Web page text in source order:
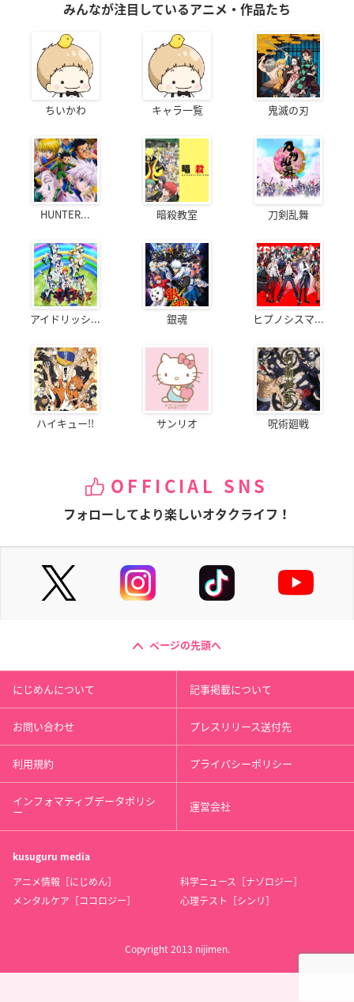
みんなが注目しているアニメ・作品たち
ちいかわ キャラ一覧 鬼滅の刃
HUNTER... 暗殺教室 刀剣乱舞
アイドリッシ... 銀魂 ヒプノシスマ...
ハイキュー!! サンリオ 呪術廻戦
OFFICIAL SNS
フォローしてより楽しいオタクライフ！
ページの先頭へ
にじめんについて 記事掲載について
お問い合わせ プレスリリース送付先
利用規約 プライバシーポリシー
インフォマティブデータポリシ
ー 運営会社
kusuguru media
アニメ情報［にじめん］
科学ニュース［ナゾロジー］
メンタルケア［ココロジー］
心理テスト［シンリ］
Copyright 2013 nijimen.